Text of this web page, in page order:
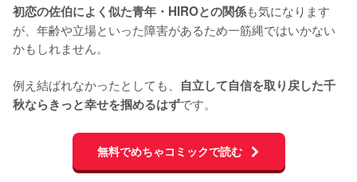
初恋の佐伯によく似た青年・HIROとの関係も気になります
が、年齢や立場といった障害があるため一筋縄ではいかない
かもしれません。
例え結ばれなかったとしても、 自立して自信を取り戻した千
秋ならきっと幸せを掴めるはずです。
無料でめちゃコミックで読む